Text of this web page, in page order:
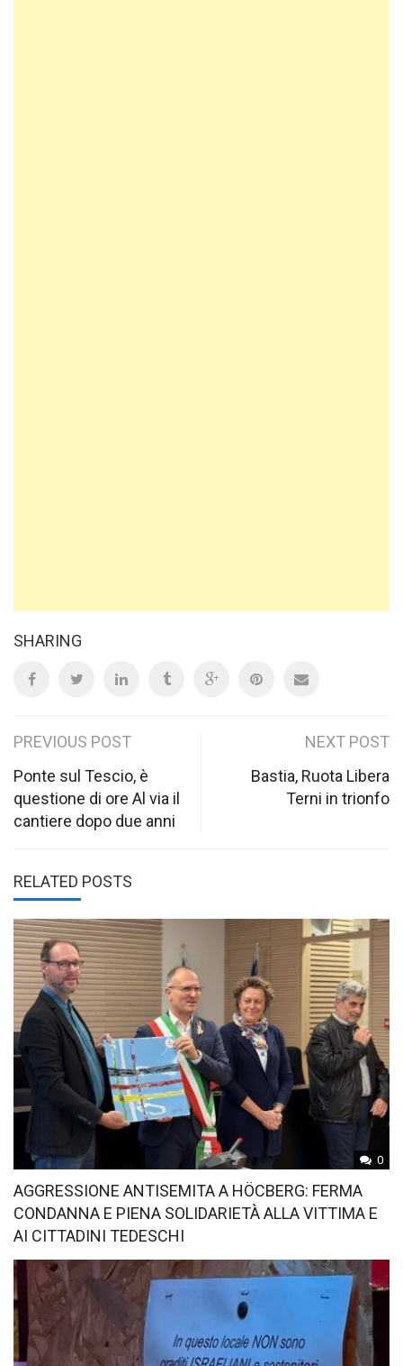
SHARING
Post
navigation
PREVIOUS POST
Ponte sul Tescio, è
questione di ore Al via il
cantiere dopo due anni
NEXT POST
Bastia, Ruota Libera
Terni in trionfo
RELATED POSTS
0
AGGRESSIONE ANTISEMITA A HÖCBERG: FERMA
CONDANNA E PIENA SOLIDARIETÀ ALLA VITTIMA E
AI CITTADINI TEDESCHI